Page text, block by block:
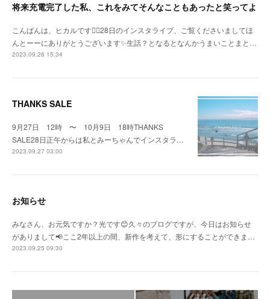
将来充電完了した私、これをみてそんなこともあったと笑ってよ
こんばんは、ヒカルです🙇‍♀️28日のインスタライブ、ご覧くださいましてほ
んとーーにありがとうございます✨生話？となるとなんかうまいことまと…
2023.09.28 15:34
THANKS SALE
9月27日 12時 〜 10月9日 18時THANKS
SALE28日正午からは私とみーちゃんでインスタラ…
2023.09.27 03:00
お知らせ
みなさん、お元気ですか？光です😊久々のブログですが、今日はお知らせ
がありまして📢ここ2年以上の間、新作を考えて、形にすることができま…
2023.09.25 09:30